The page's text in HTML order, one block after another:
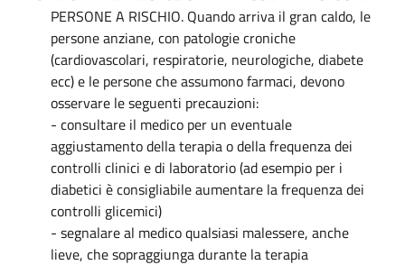
PERSONE A RISCHIO. Quando arriva il gran caldo, le
persone anziane, con patologie croniche
(cardiovascolari, respiratorie, neurologiche, diabete
ecc) e le persone che assumono farmaci, devono
osservare le seguenti precauzioni:
- consultare il medico per un eventuale
aggiustamento della terapia o della frequenza dei
controlli clinici e di laboratorio (ad esempio per i
diabetici è consigliabile aumentare la frequenza dei
controlli glicemici)
- segnalare al medico qualsiasi malessere, anche
lieve, che sopraggiunga durante la terapia